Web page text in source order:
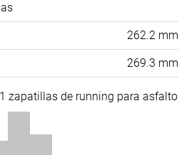
262.2 mm
269.3 mm
zapatillas de running para asfalto